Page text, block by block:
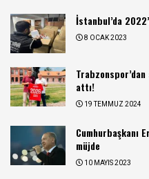
İstanbul’da
8 OCAK 2023
attı!
19 TEMMUZ 2024
Cumhurbaşkanı
müjde
10 MAYIS 2023